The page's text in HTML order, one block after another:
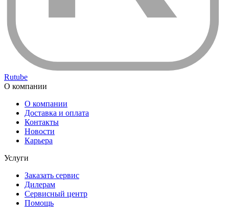
Rutube
О компании
О компании
Доставка и оплата
Контакты
Новости
Карьера
Услуги
Заказать сервис
Дилерам
Сервисный центр
Помощь